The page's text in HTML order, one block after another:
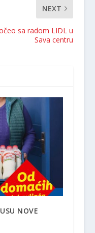
NEXT
sa radom LIDL u
Sava centru
NOVE